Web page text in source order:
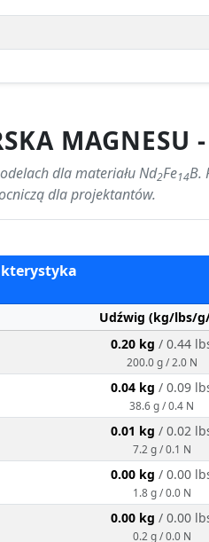
MAGNESU
dla materiału Nd2Fe14B.
dla projektantów.
Udźwig (kg/lbs/
0.20 kg / 0.44
200.0 g / 2.0 N
0.04 kg / 0.09
38.6 g / 0.4 N
0.01 kg / 0.02
7.2 g / 0.1 N
0.00 kg / 0.00
1.8 g / 0.0 N
0.00 kg / 0.00
0.2 g / 0.0 N